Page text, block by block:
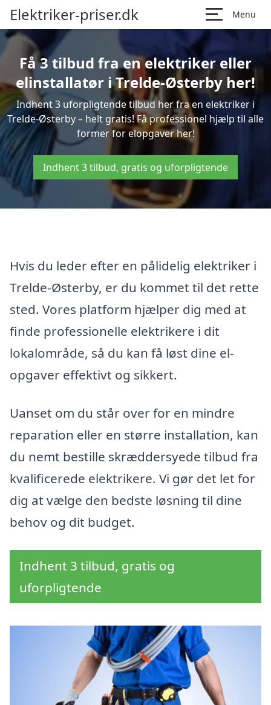
Elektriker-priser.dk Menu
Få 3 tilbud fra en elektriker eller
elinstallatør i Trelde-Østerby her!
Indhent 3 uforpligtende tilbud her fra en elektriker i
Trelde-Østerby – helt gratis! Få professionel hjælp til alle
former for elopgaver her!
Indhent 3 tilbud, gratis og uforpligtende
Hvis du leder efter en pålidelig elektriker i
Trelde-Østerby, er du kommet til det rette
sted. Vores platform hjælper dig med at
finde professionelle elektrikere i dit
lokalområde, så du kan få løst dine el-
opgaver effektivt og sikkert.
Uanset om du står over for en mindre
reparation eller en større installation, kan
du nemt bestille skræddersyede tilbud fra
kvalificerede elektrikere. Vi gør det let for
dig at vælge den bedste løsning til dine
behov og dit budget.
Indhent 3 tilbud, gratis og
uforpligtende